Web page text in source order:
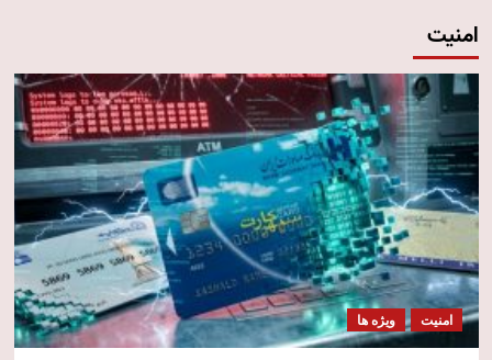
امنیت
امنیت ویژه ها